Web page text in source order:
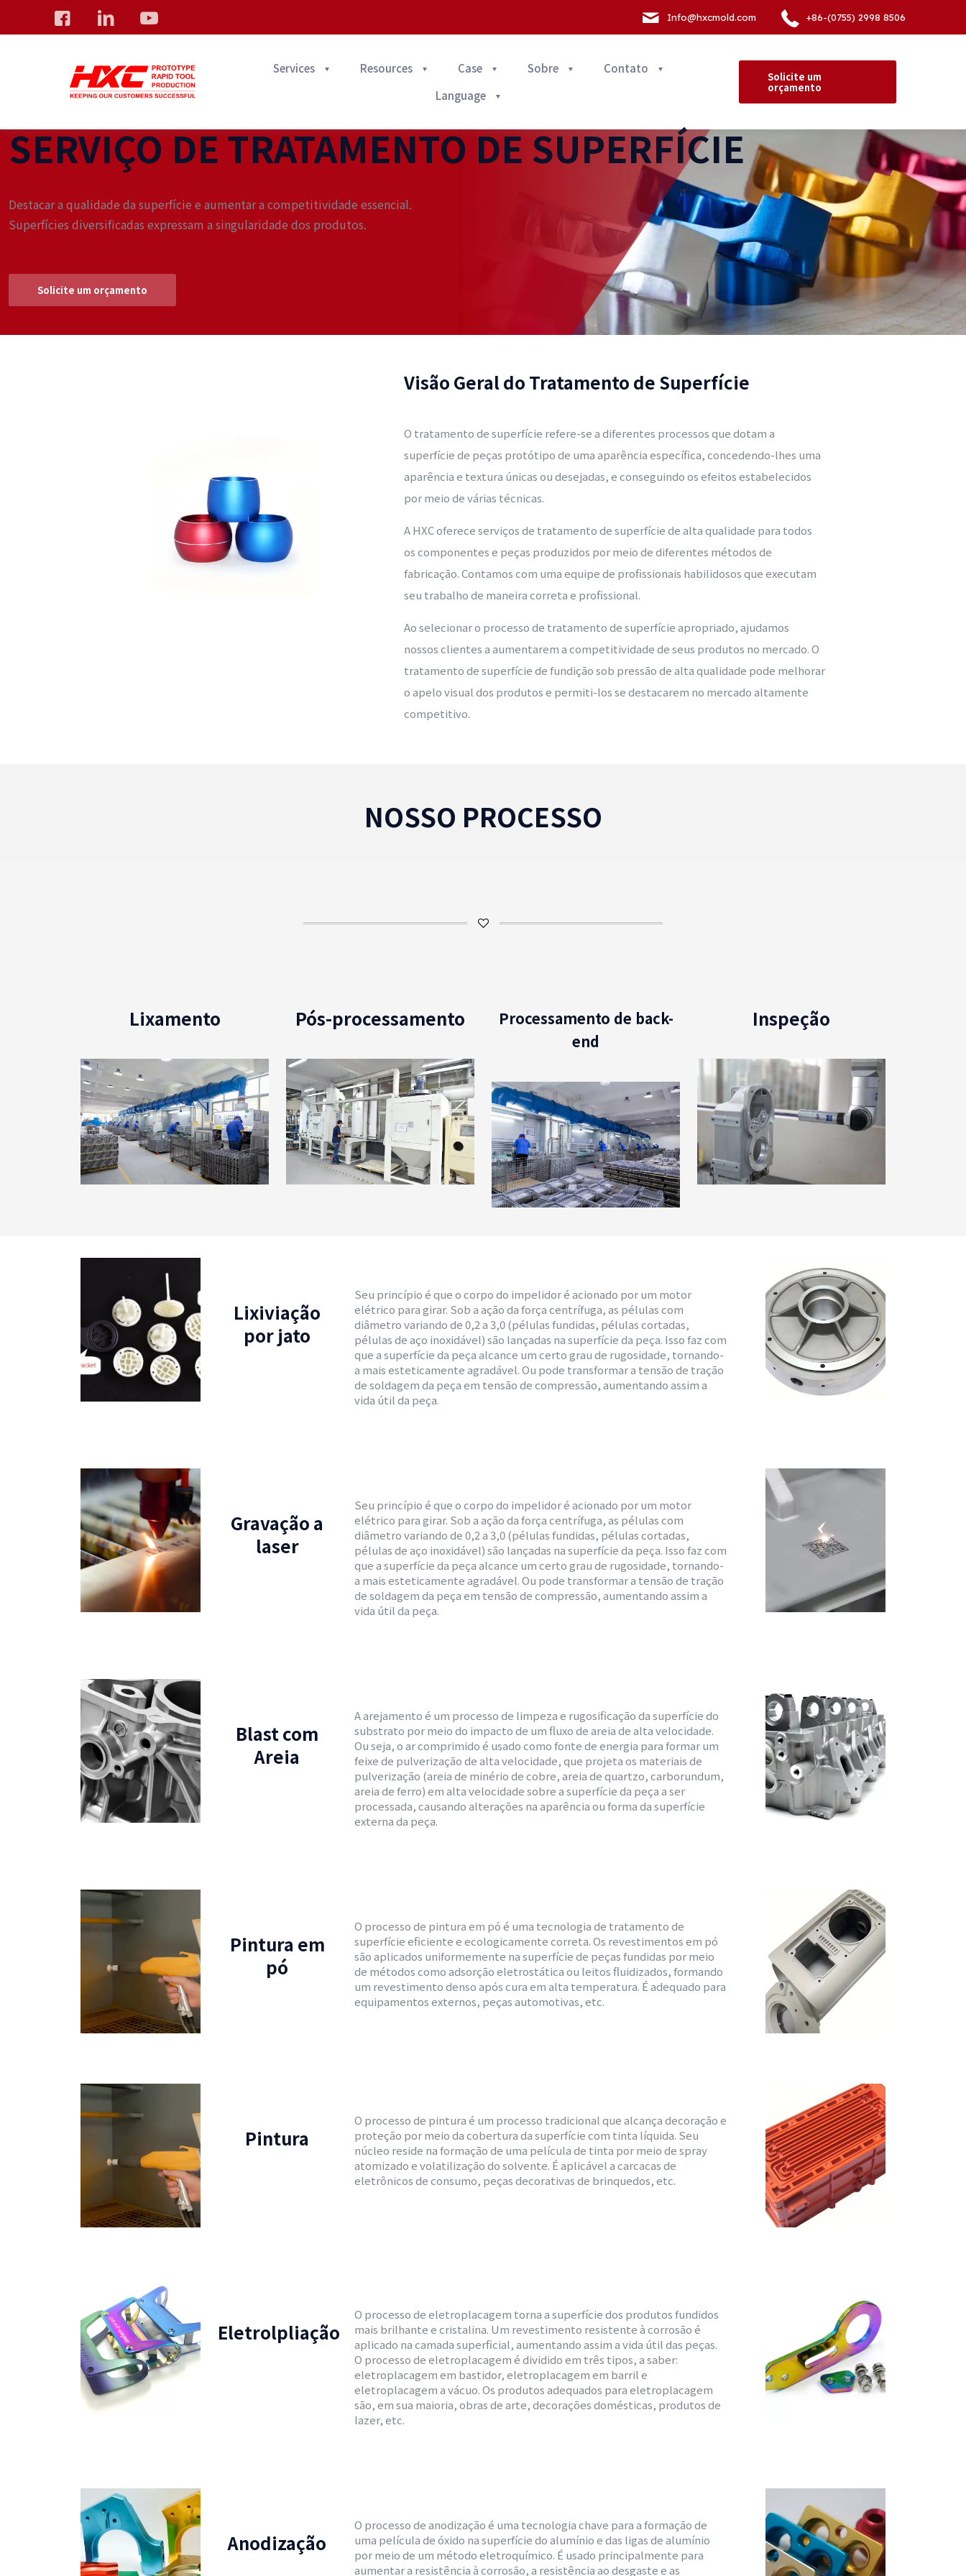
Info@hxcmold.com +86-(0755) 2998 8506
Services Resources Case Sobre
Contato
Language
Solicite um
orçamento
SERVIÇO DE TRATAMENTO DE SUPERFÍCIE
Destacar a qualidade da superfície e aumentar a competitividade essencial.
Superfícies diversificadas expressam a singularidade dos produtos.
Solicite um orçamento
Visão Geral do Tratamento de Superfície
O tratamento de superfície refere-se a diferentes processos que dotam a
superfície de peças protótipo de uma aparência específica, concedendo-lhes uma
aparência e textura únicas ou desejadas, e conseguindo os efeitos estabelecidos
por meio de várias técnicas.
A HXC oferece serviços de tratamento de superfície de alta qualidade para todos
os componentes e peças produzidos por meio de diferentes métodos de
fabricação. Contamos com uma equipe de profissionais habilidosos que executam
seu trabalho de maneira correta e profissional.
Ao selecionar o processo de tratamento de superfície apropriado, ajudamos
nossos clientes a aumentarem a competitividade de seus produtos no mercado. O
tratamento de superfície de fundição sob pressão de alta qualidade pode melhorar
o apelo visual dos produtos e permiti-los se destacarem no mercado altamente
competitivo.
NOSSO PROCESSO
Lixamento Pós-processamento
Processamento de back-
end
Inspeção
Lixiviação
por jato
Seu princípio é que o corpo do impelidor é acionado por um motor
elétrico para girar. Sob a ação da força centrífuga, as pélulas com
diâmetro variando de 0,2 a 3,0 (pélulas fundidas, pélulas cortadas,
pélulas de aço inoxidável) são lançadas na superfície da peça. Isso faz com
que a superfície da peça alcance um certo grau de rugosidade, tornando-
a mais esteticamente agradável. Ou pode transformar a tensão de tração
de soldagem da peça em tensão de compressão, aumentando assim a
vida útil da peça.
Gravação a
laser
Seu princípio é que o corpo do impelidor é acionado por um motor
elétrico para girar. Sob a ação da força centrífuga, as pélulas com
diâmetro variando de 0,2 a 3,0 (pélulas fundidas, pélulas cortadas,
pélulas de aço inoxidável) são lançadas na superfície da peça. Isso faz com
que a superfície da peça alcance um certo grau de rugosidade, tornando-
a mais esteticamente agradável. Ou pode transformar a tensão de tração
de soldagem da peça em tensão de compressão, aumentando assim a
vida útil da peça.
Blast com
Areia
A arejamento é um processo de limpeza e rugosificação da superfície do
substrato por meio do impacto de um fluxo de areia de alta velocidade.
Ou seja, o ar comprimido é usado como fonte de energia para formar um
feixe de pulverização de alta velocidade, que projeta os materiais de
pulverização (areia de minério de cobre, areia de quartzo, carborundum,
areia de ferro) em alta velocidade sobre a superfície da peça a ser
processada, causando alterações na aparência ou forma da superfície
externa da peça.
Pintura em
pó
O processo de pintura em pó é uma tecnologia de tratamento de
superfície eficiente e ecologicamente correta. Os revestimentos em pó
são aplicados uniformemente na superfície de peças fundidas por meio
de métodos como adsorção eletrostática ou leitos fluidizados, formando
um revestimento denso após cura em alta temperatura. É adequado para
equipamentos externos, peças automotivas, etc.
Pintura
O processo de pintura é um processo tradicional que alcança decoração e
proteção por meio da cobertura da superfície com tinta líquida. Seu
núcleo reside na formação de uma película de tinta por meio de spray
atomizado e volatilização do solvente. É aplicável a carcacas de
eletrônicos de consumo, peças decorativas de brinquedos, etc.
Eletrolpliação
O processo de eletroplacagem torna a superfície dos produtos fundidos
mais brilhante e cristalina. Um revestimento resistente à corrosão é
aplicado na camada superficial, aumentando assim a vida útil das peças.
O processo de eletroplacagem é dividido em três tipos, a saber:
eletroplacagem em bastidor, eletroplacagem em barril e
eletroplacagem a vácuo. Os produtos adequados para eletroplacagem
são, em sua maioria, obras de arte, decorações domésticas, produtos de
lazer, etc.
Anodização
O processo de anodização é uma tecnologia chave para a formação de
uma película de óxido na superfície do alumínio e das ligas de alumínio
por meio de um método eletroquímico. É usado principalmente para
aumentar a resistência à corrosão, a resistência ao desgaste e as